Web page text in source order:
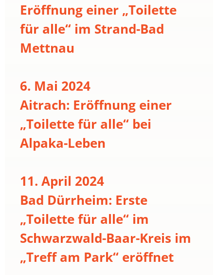
Eröffnung einer „Toilette
für alle“ im Strand-Bad
Mettnau
6. Mai 2024
Aitrach: Eröffnung einer
„Toilette für alle“ bei
Alpaka-Leben
11. April 2024
Bad Dürrheim: Erste
„Toilette für alle“ im
Schwarzwald-Baar-Kreis im
„Treff am Park“ eröffnet